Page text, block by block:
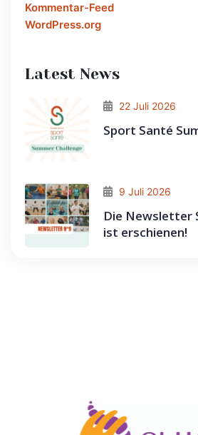
Kommentar-Feed
WordPress.org
Latest News
22 Juli 2026
Sport Santé
9 Juli 2026
Die Newsletter
ist erschienen!